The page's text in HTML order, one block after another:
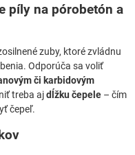
píly na pórobetón a
zuby, ktoré zvládnu
Odporúča sa voliť
či karbidovým
treba ajdĺžku čepele – čím
čepeľ.